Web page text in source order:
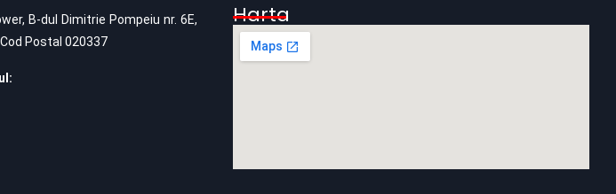
B-dul Dimitrie Pompeiu nr. 6E,
Postal 020337
Harta